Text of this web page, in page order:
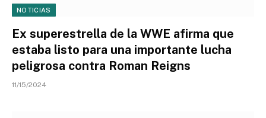
NOTICIAS
Ex superestrella de la WWE afirma que
estaba listo para una importante lucha
peligrosa contra Roman Reigns
11/15/2024